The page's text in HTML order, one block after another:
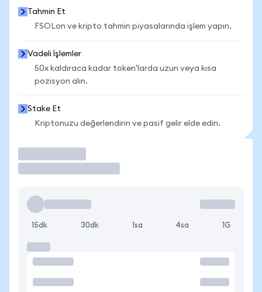
Tahmin Et
FSOLon ve kripto tahmin piyasalarında işlem yapın.
Vadeli İşlemler
50x kaldıraca kadar token'larda uzun veya kısa
pozisyon alın.
Stake Et
Kriptonuzu değerlendirin ve pasif gelir elde edin.
15dk 30dk 1sa 4sa 1G